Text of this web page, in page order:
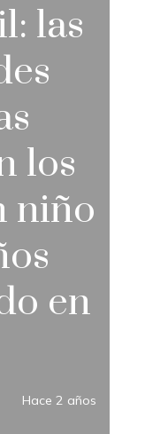
las
los
niño
en
Hace 2 años